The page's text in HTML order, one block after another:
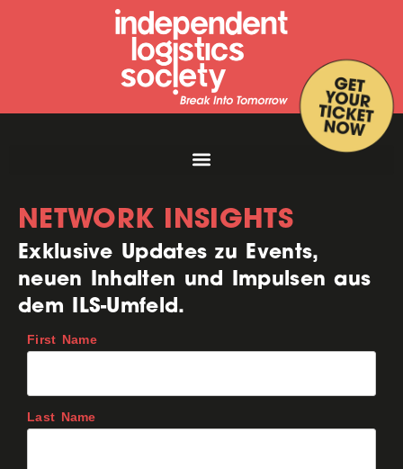
NETWORK INSIGHTS
Exklusive Updates zu Events,
neuen Inhalten und Impulsen aus
dem ILS-Umfeld.
First Name
Last Name